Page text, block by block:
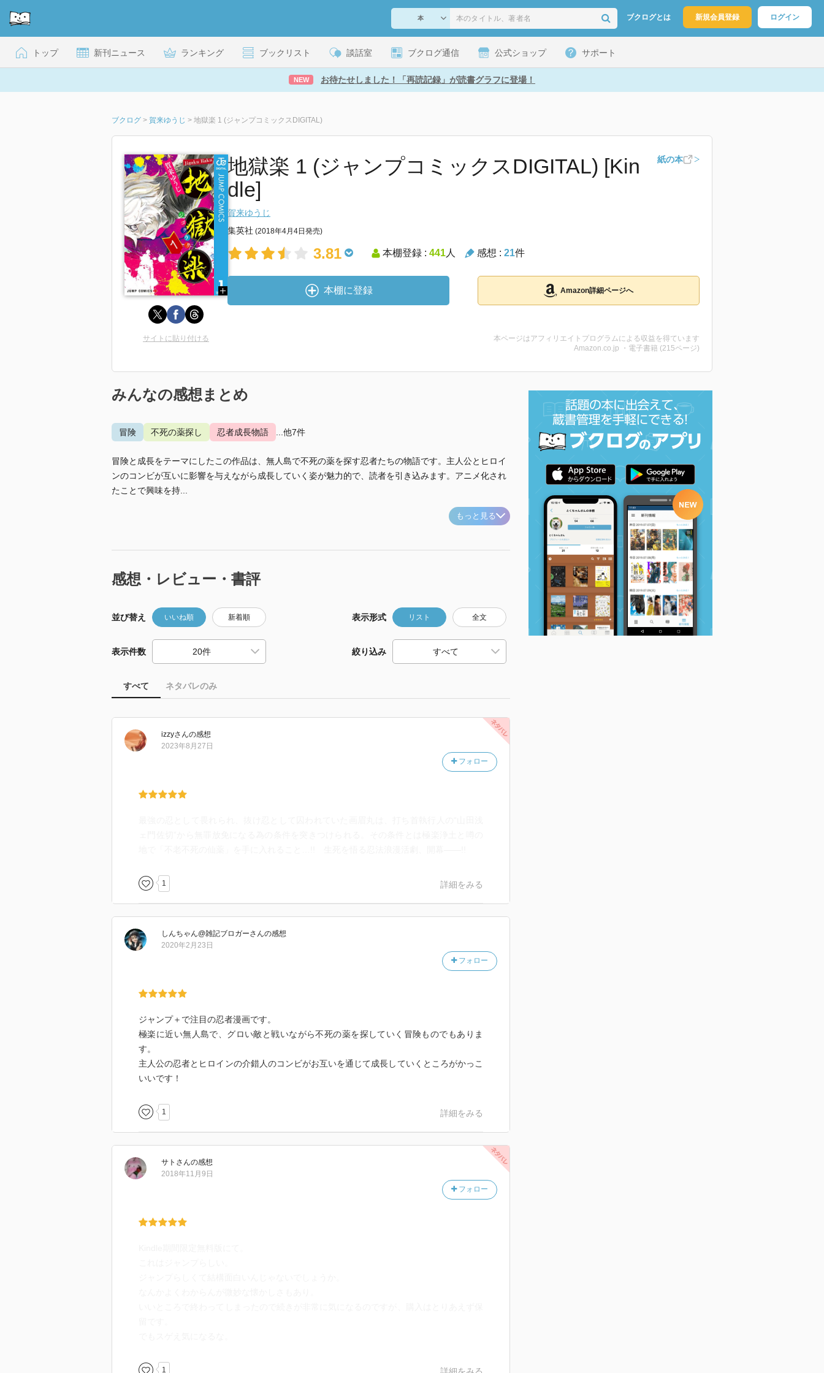
ブクログとは 新規会員登録 ログイン
トップ 新刊ニュース ランキング ブックリスト 談話室 ブクログ通信 公式ショップ サポート
NEW お待たせしました！「再読記録」が読書グラフに登場！
ブクログ > 賀来ゆうじ > 地獄楽 1 (ジャンプコミックスDIGITAL)
地獄楽 1 (ジャンプコミックスDIGITAL) [Kin
dle]
紙の本
賀来ゆうじ
集英社 (2018年4月4日発売)
3.81 本棚登録 : 441人 感想 : 21件
本棚に登録 Amazon詳細ページへ
サイトに貼り付ける
本ページはアフィリエイトプログラムによる収益を得ています
Amazon.co.jp ・電子書籍 (215ページ)
みんなの感想まとめ
冒険 不死の薬探し 忍者成長物語 ...他7件
冒険と成長をテーマにしたこの作品は、無人島で不死の薬を探す忍者たちの物語です。主人公とヒロイ
ンのコンビが互いに影響を与えながら成長していく姿が魅力的で、読者を引き込みます。アニメ化され
たことで興味を持...
もっと見る
感想・レビュー・書評
並び替え いいね順 新着順 表示形式 リスト 全文
表示件数 絞り込み
すべて ネタバレのみ
izzyさんの感想
フォロー
2023年8月27日
1 詳細をみる
しんちゃん@雑記ブロガーさんの感想
フォロー
2020年2月23日
ジャンプ＋で注目の忍者漫画です。
極楽に近い無人島で、グロい敵と戦いながら不死の薬を探していく冒険ものでもありま
す。
主人公の忍者とヒロインの介錯人のコンビがお互いを通じて成長していくところがかっこ
いいです！
1 詳細をみる
サト さんの感想
フォロー
2018年11月9日
1 詳細をみる